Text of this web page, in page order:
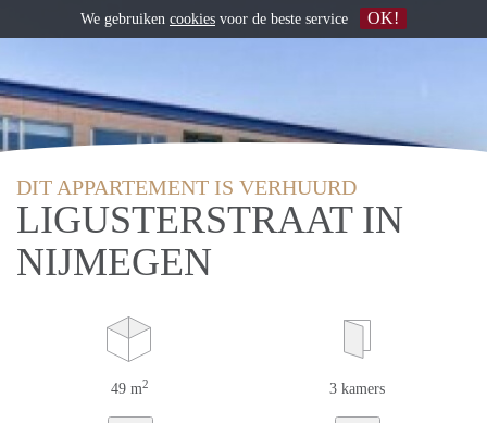
DIT APPARTEMENT IS VERHUURD
LIGUSTERSTRAAT IN
NIJMEGEN
49 m2 3 kamers
We gebruiken cookies voor de beste service OK!